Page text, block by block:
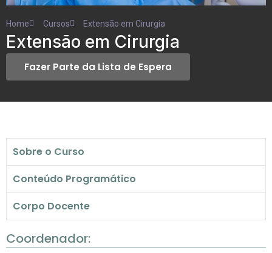
Home Cursos Extensão em Cirurgia
Extensão em Cirurgia
Fazer Parte da Lista de Espera
Sobre o Curso
Conteúdo Programático
Corpo Docente
Coordenador: